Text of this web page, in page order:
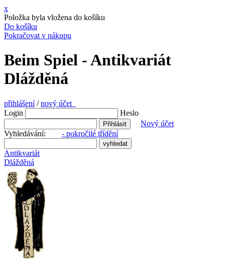
x
Položka byla vložena do košíku
Do košíku
Pokračovat v nákupu
Beim Spiel - Antikvariát
Dlážděná
přihlášení/nový účet
Login
Heslo
Nový účet
Vyhledávání: - pokročilé třídění
Antikvariát
Dlážděná